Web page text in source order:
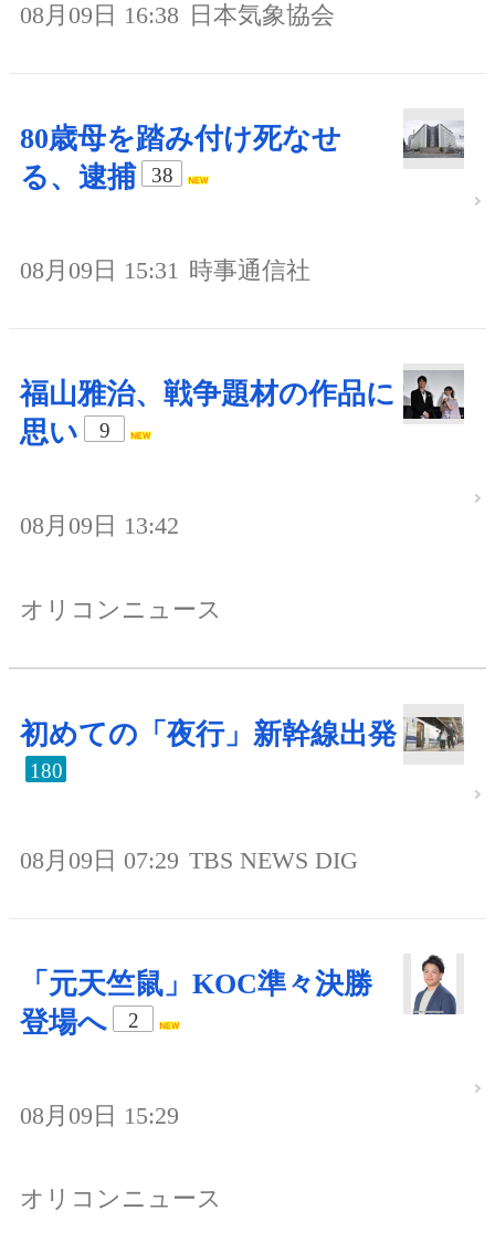
08月09日 16:38 日本気象協会
80歳母を踏み付け死なせ
る、逮捕
38
08月09日 15:31 時事通信社
福山雅治、戦争題材の作品に
思い
9
08月09日 13:42
オリコンニュース
初めての「夜行」新幹線出発
180
08月09日 07:29 TBS NEWS DIG
「元天竺鼠」KOC準々決勝
登場へ
2
08月09日 15:29
オリコンニュース